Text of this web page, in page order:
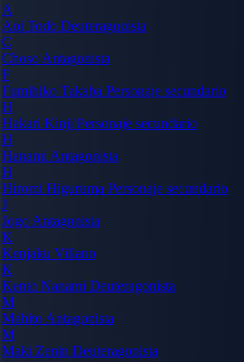
A
Aoi Todo Deuteragonista
C
Choso Antagonista
F
Fumihiko Takaba Personaje secundario
H
Hakari Kinji Personaje secundario
H
Hanami Antagonista
H
Hiromi Higuruma Personaje secundario
J
Jogo Antagonista
K
Kenjaku Villano
K
Kento Nanami Deuteragonista
M
Mahito Antagonista
M
Maki Zenin Deuteragonista